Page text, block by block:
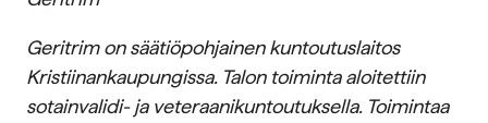
Geritrim on säätiöpohjainen kuntoutuslaitos
Kristiinankaupungissa. Talon toiminta aloitettiin
sotainvalidi- ja veteraanikuntoutuksella. Toimintaa